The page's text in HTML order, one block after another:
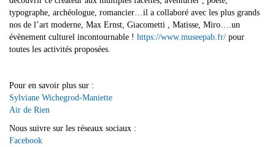
typographe, archéologue, romancier…il a collaboré avec les plus grands
nos de l’art moderne, Max Ernst, Giacometti , Matisse, Miro….un
évènement culturel incontournable ! https://www.museepab.fr/ pour
toutes les activités proposées.
Pour en savoir plus sur :
Sylviane Wichegrod-Maniette
Air de Rien
Nous suivre sur les réseaux sociaux :
Facebook